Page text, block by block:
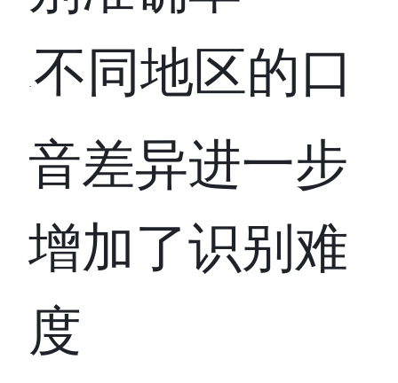
· 不同地区的口
音差异进一步
增加了识别难
度